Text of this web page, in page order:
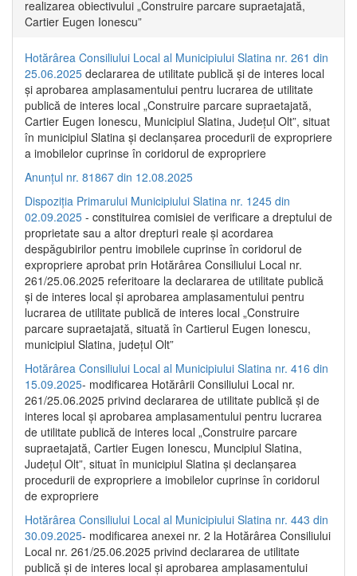
realizarea obiectivului „Construire parcare supraetajată,
Cartier Eugen Ionescu”
Hotărârea Consiliului Local al Municipiului Slatina nr. 261 din
25.06.2025 declararea de utilitate publică și de interes local
și aprobarea amplasamentului pentru lucrarea de utilitate
publică de interes local „Construire parcare supraetajată,
Cartier Eugen Ionescu, Municipiul Slatina, Județul Olt”, situat
în municipiul Slatina și declanșarea procedurii de expropriere
a imobilelor cuprinse în coridorul de expropriere
Anunțul nr. 81867 din 12.08.2025
Dispoziția Primarului Municipiului Slatina nr. 1245 din
02.09.2025 - constituirea comisiei de verificare a dreptului de
proprietate sau a altor drepturi reale și acordarea
despăgubirilor pentru imobilele cuprinse în coridorul de
expropriere aprobat prin Hotărârea Consiliului Local nr.
261/25.06.2025 referitoare la declararea de utilitate publică
și de interes local și aprobarea amplasamentului pentru
lucrarea de utilitate publică de interes local „Construire
parcare supraetajată, situată în Cartierul Eugen Ionescu,
municipiul Slatina, județul Olt”
Hotărârea Consiliului Local al Municipiului Slatina nr. 416 din
15.09.2025- modificarea Hotărârii Consiliului Local nr.
261/25.06.2025 privind declararea de utilitate publică și de
interes local și aprobarea amplasamentului pentru lucrarea
de utilitate publică de interes local „Construire parcare
supraetajată, Cartier Eugen Ionescu, Muncipiul Slatina,
Județul Olt”, situat în municipiul Slatina și declanșarea
procedurii de expropriere a imobilelor cuprinse în coridorul
de expropriere
Hotărârea Consiliului Local al Municipiului Slatina nr. 443 din
30.09.2025- modificarea anexei nr. 2 la Hotărârea Consiliului
Local nr. 261/25.06.2025 privind declararea de utilitate
publică şi de interes local şi aprobarea amplasamentului